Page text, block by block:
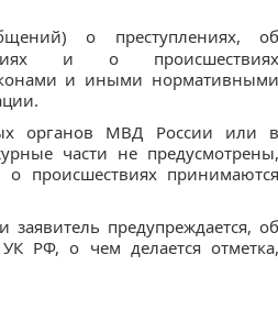
о преступлениях, об
и о происшествиях
и иными нормативными
органов МВД России или в
части не предусмотрены,
происшествиях принимаются
предупреждается, об
РФ, о чем делается отметка,